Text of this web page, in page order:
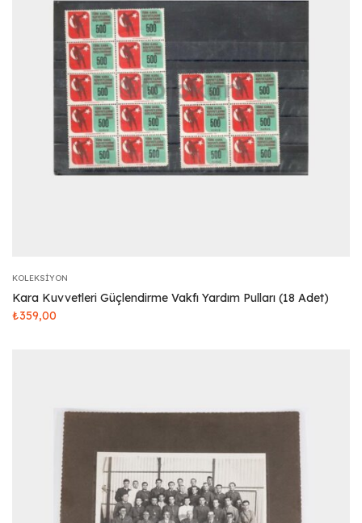
KOLEKSIYON
Kara Kuvvetleri Güçlendirme Vakfı Yardım Pulları (18 Adet)
₺359,00